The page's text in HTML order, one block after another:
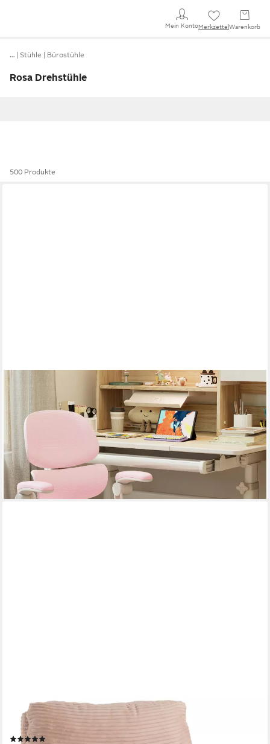
Mein KontoMerkzettel Warenkorb
… Stühle Bürostühle
Rosa Drehstühle
500 Produkte
JOYLDIAS
Schreibtischstuhl Ergonomischer Kinderstuhl mit Rückenlehne &
Fußablage (1 St), Bürostuhl-Drehstuhl für Kinder & Jugendliche
mit klappbaren Armlehnen
119,99 €
-30%
lieferbar - in 3-4 Werktagen bei dir
DUO COLLECTION
Drehstuhl Drehstuhl Charly (1 St), Federkern, Wippmechanik,
Sitzhöhenverstellung, Sicherheitsdoppelrollen
(1)